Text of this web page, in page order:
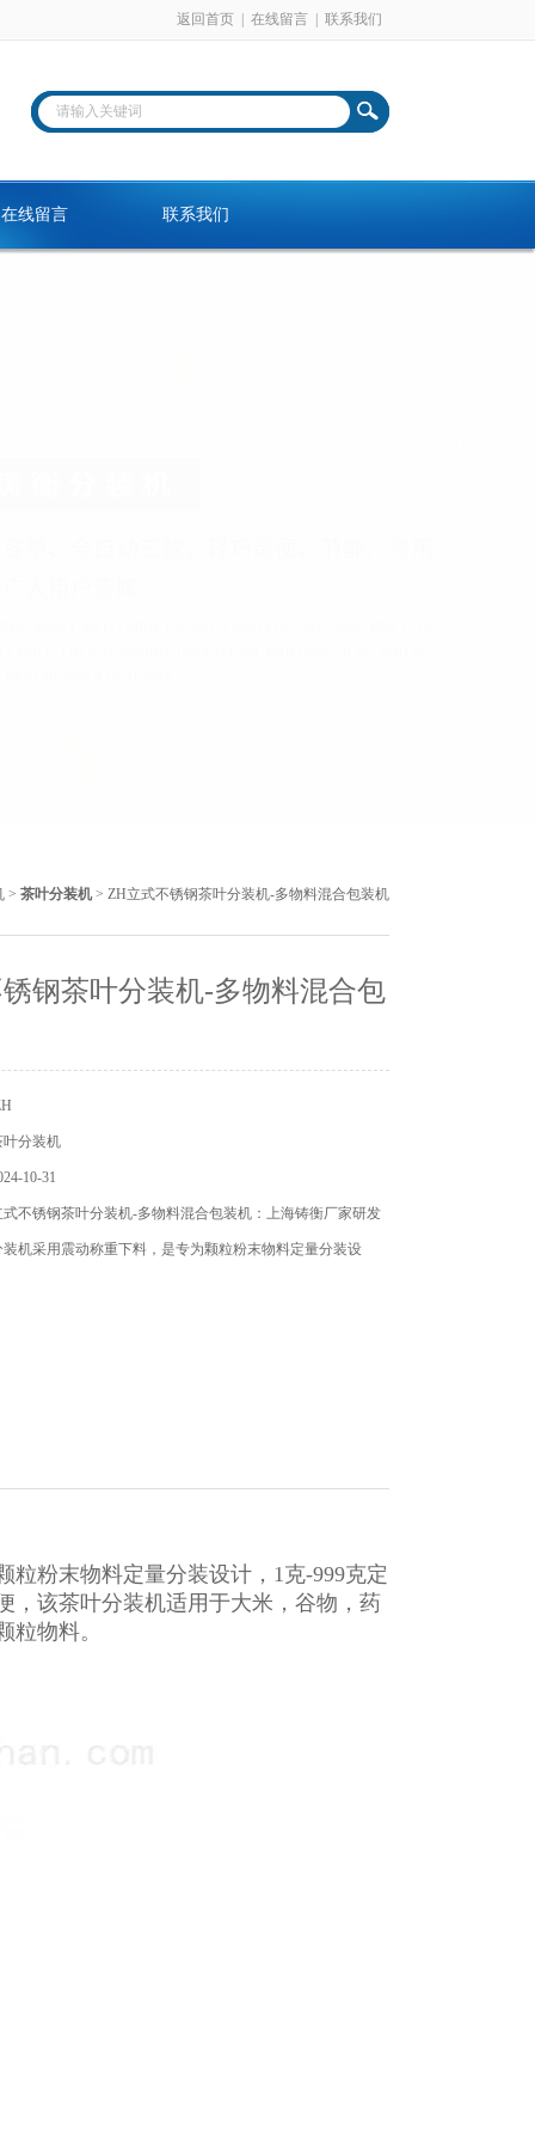
返回首页 在线留言 联系我们
在线留言 联系我们
> 茶叶分装机 > ZH立式不锈钢茶叶分装机-多物料混合包装机
钢茶叶分装机-多物料混合包
叶分装机
10-31
不锈钢茶叶分装机-多物料混合包装机：上海铸衡厂家研发
机采用震动称重下料，是专为颗粒粉末物料定量分装设
粉末物料定量分装设计，1克-999克定
，该茶叶分装机适用于大米，谷物，药
粒物料。